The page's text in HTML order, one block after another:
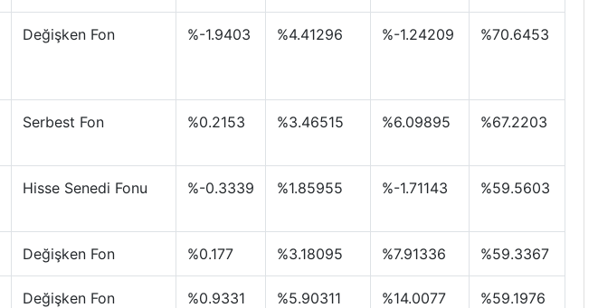
Değişken Fon %-1.9403 %4.41296 %-1.24209 %70.6453
Serbest Fon %0.2153 %3.46515 %6.09895 %67.2203
Hisse Senedi Fonu %-0.3339 %1.85955 %-1.71143 %59.5603
Değişken Fon %0.177 %3.18095 %7.91336 %59.3367
Değişken Fon %0.9331 %5.90311 %14.0077 %59.1976